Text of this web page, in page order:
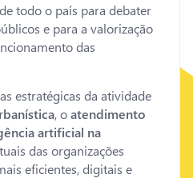
todo o país para debater
e para a valorização
das
estratégicas da atividade
, oatendimento
artificial na
das organizações
eficientes, digitais e